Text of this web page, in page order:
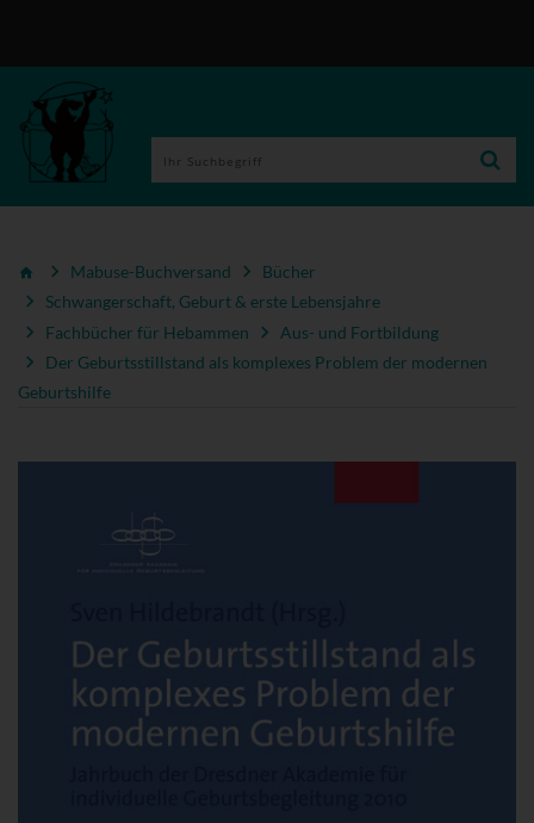
Mabuse-Buchversand
Bücher
Schwangerschaft, Geburt & erste Lebensjahre
Fachbücher für Hebammen
Aus- und Fortbildung
Der Geburtsstillstand als komplexes Problem der modernen
Geburtshilfe